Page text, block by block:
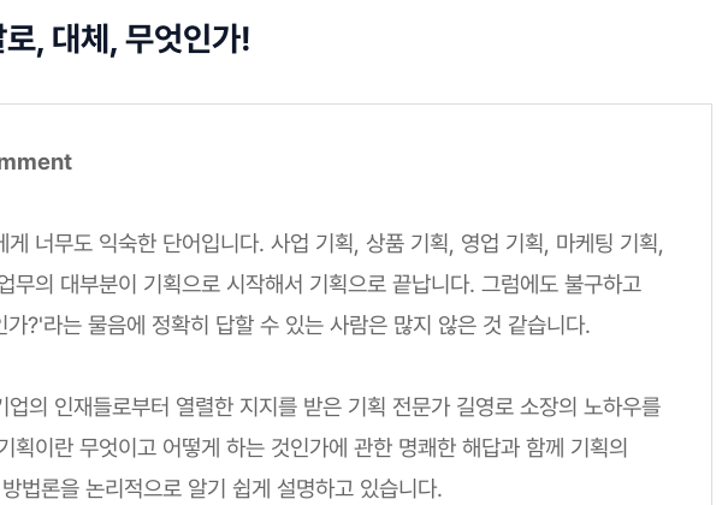
, 대체, 무엇인가!
게 너무도 익숙한 단어입니다. 사업 기획, 상품 기획, 영업 기획, 마케팅 기획,
무의 대부분이 기획으로 시작해서 기획으로 끝납니다. 그럼에도 불구하고
가?'라는 물음에 정확히 답할 수 있는 사람은 많지 않은 것 같습니다.
업의 인재들로부터 열렬한 지지를 받은 기획 전문가 길영로 소장의 노하우를
획이란 무엇이고 어떻게 하는 것인가에 관한 명쾌한 해답과 함께 기획의
법론을 논리적으로 알기 쉽게 설명하고 있습니다.